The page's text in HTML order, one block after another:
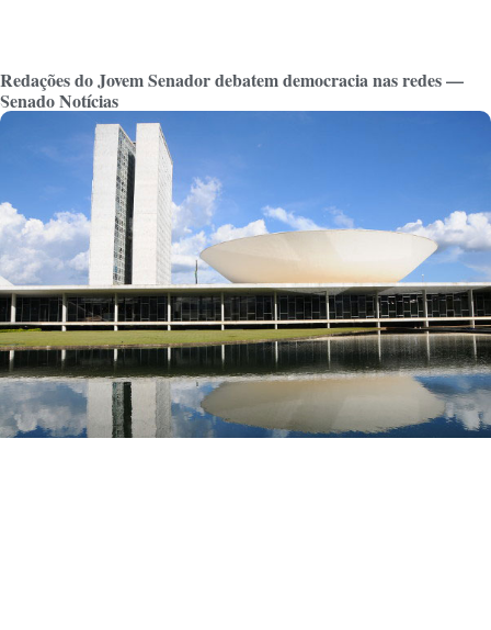
Redações do Jovem Senador debatem democracia nas redes —
Senado Notícias